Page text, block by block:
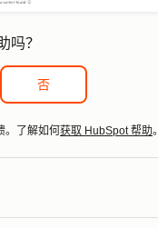
吗？
否
。了解如何 获取 HubSpot 帮助。